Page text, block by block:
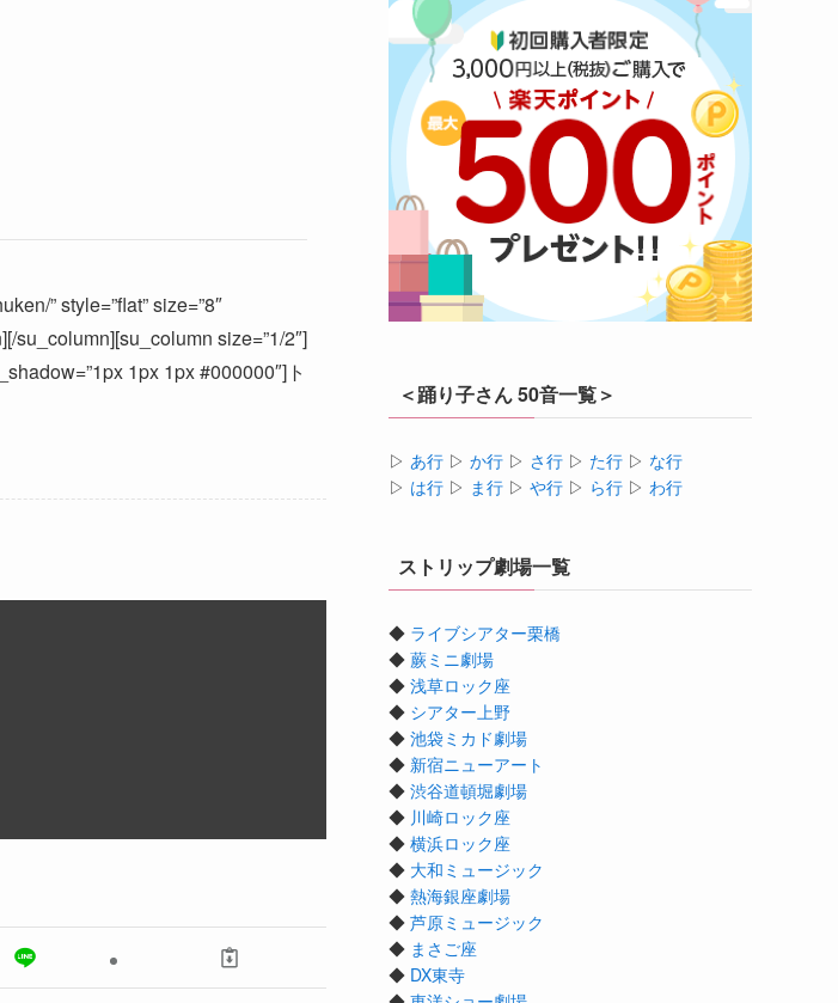
” style=”flat” size=”8″
su_column][su_column size=”1/2″]
1px 1px #000000″]ト
＜踊り子さん 50音一覧＞
▷ あ行 ▷ か行 ▷ さ行 ▷ た行 ▷ な行
▷ は行 ▷ ま行 ▷ や行 ▷ ら行 ▷ わ行
ストリップ劇場一覧
◆ ライブシアター栗橋
◆ 蕨ミニ劇場
◆ 浅草ロック座
◆ シアター上野
◆ 池袋ミカド劇場
◆ 新宿ニューアート
◆ 渋谷道頓堀劇場
◆ 川崎ロック座
◆ 横浜ロック座
◆ 大和ミュージック
◆ 熱海銀座劇場
◆ 芦原ミュージック
◆ まさご座
◆ DX東寺